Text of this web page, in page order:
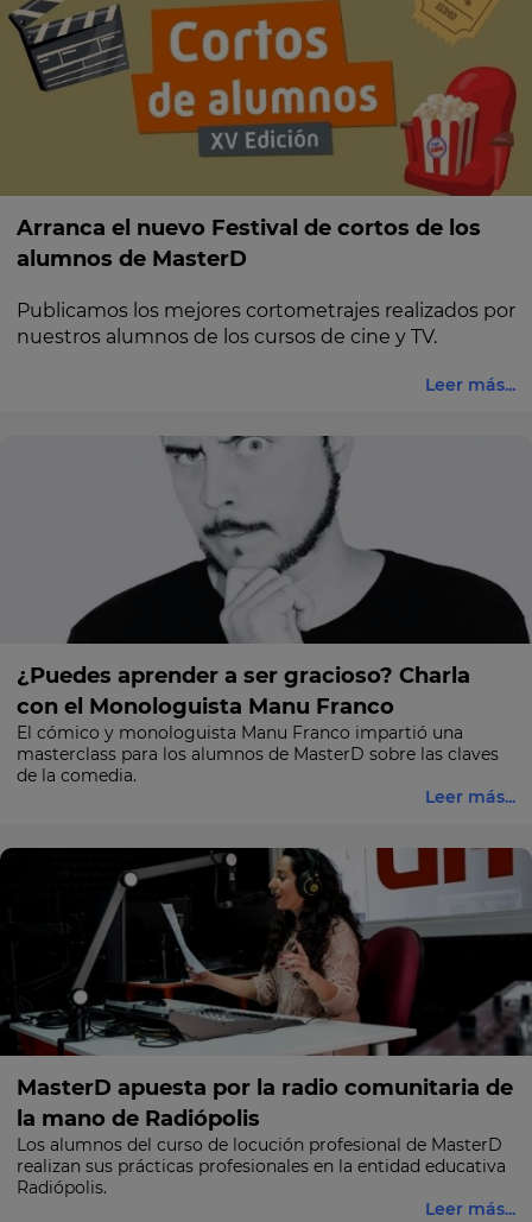
Arranca el nuevo Festival de cortos de los
alumnos de MasterD
Publicamos los mejores cortometrajes realizados por
nuestros alumnos de los cursos de cine y TV.
Leer más...
¿Puedes aprender a ser gracioso? Charla
con el Monologuista Manu Franco
El cómico y monologuista Manu Franco impartió una
masterclass para los alumnos de MasterD sobre las claves
de la comedia.
Leer más...
MasterD apuesta por la radio comunitaria de
la mano de Radiópolis
Los alumnos del curso de locución profesional de MasterD
realizan sus prácticas profesionales en la entidad educativa
Radiópolis.
Leer más...